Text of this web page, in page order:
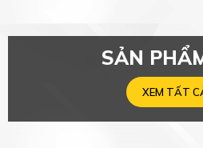
Chúng tôi là đơn vị nhập khẩu và
xe Nhật Bản- Hàn Quốc- Mỹ tại Việt
dạng chủng loại phụ tùng với chất